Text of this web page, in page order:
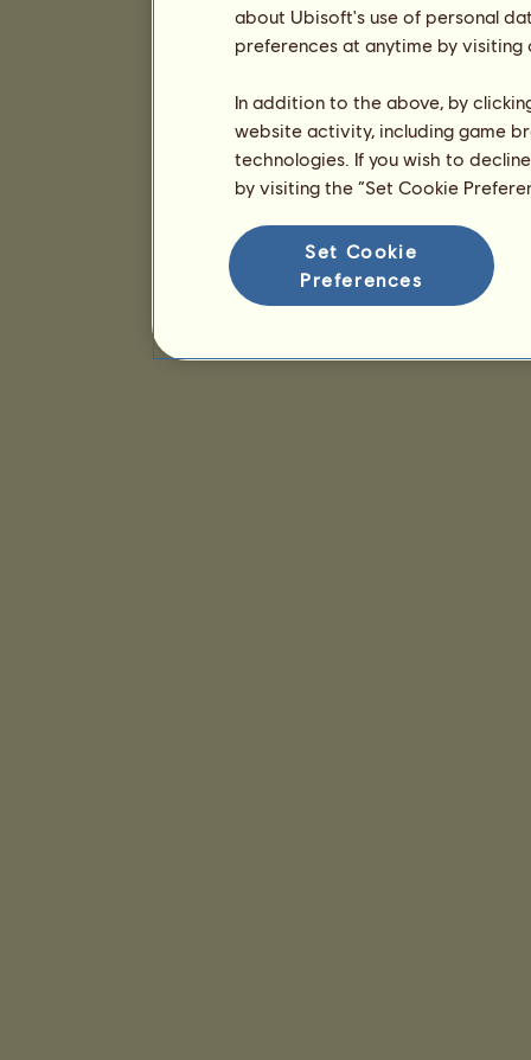
about Ubisoft's use of personal
preferences at anytime by
In addition to the above, by
website activity, including game
technologies. If you wish to
by visiting the “Set Cookie
Set Cookie
Preferences